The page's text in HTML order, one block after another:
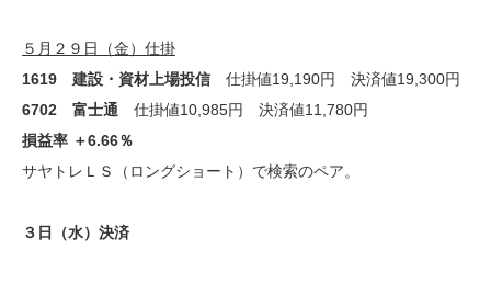
５月２９日（金）仕掛
1619 建設・資材上場投信 仕掛値19,190円 決済値19,300円
6702 富士通 仕掛値10,985円 決済値11,780円
損益率 ＋6.66％
サヤトレＬＳ（ロングショート）で検索のペア。
３日（水）決済